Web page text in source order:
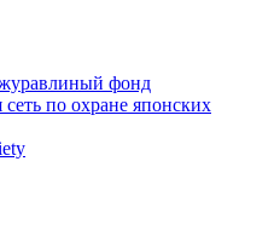
фонд
по охране японских